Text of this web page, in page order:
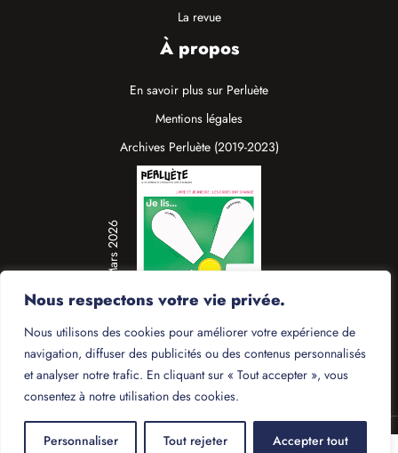
Nous respectons votre vie privée.
Nous utilisons des cookies pour améliorer votre expérience de
navigation, diffuser des publicités ou des contenus personnalisés
et analyser notre trafic. En cliquant sur « Tout accepter », vous
consentez à notre utilisation des cookies.
Personnaliser Tout rejeter Accepter tout
La revue
À propos
En savoir plus sur Perluète
Mentions légales
Archives Perluète (2019-2023)
N°19 / Mars 2026
© 2025 - Perluète